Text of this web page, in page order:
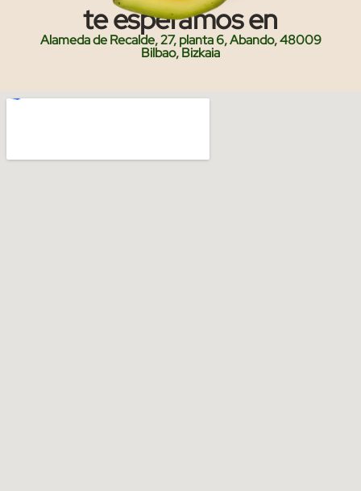
te esperamos en
Alameda de Recalde, 27, planta 6, Abando, 48009
Bilbao, Bizkaia